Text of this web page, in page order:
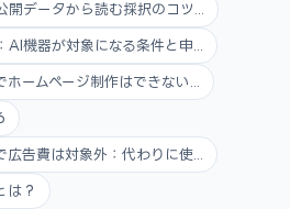
データから読む採択のコツ...
機器が対象になる条件と申...
ームページ制作はできない...
告費は対象外：代わりに使...
は？